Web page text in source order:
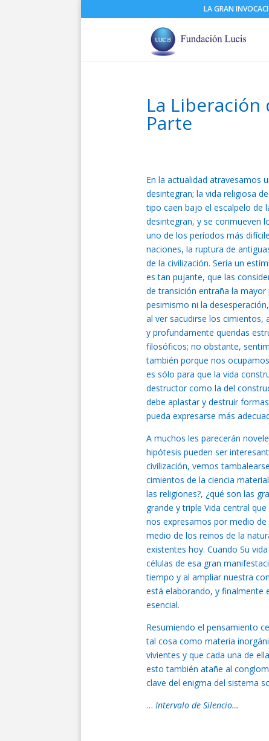
LA GRAN
La Liberación
Parte
En la actualidad atravesamos
desintegran; la vida religiosa
tipo caen bajo el escalpelo de
desintegran, y se conmueven
uno de los períodos más
naciones, la ruptura de
de la civilización. Sería un
es tan pujante, que las
de transición entraña la
pesimismo ni la
al ver sacudirse los cimientos,
y profundamente queridas
filosóficos; no obstante,
también porque nos
es sólo para que la vida
destructor como la del
debe aplastar y destruir
pueda expresarse más
A muchos les parecerán
hipótesis pueden ser
civilización, vemos
cimientos de la ciencia
las religiones?, ¿qué son las
grande y triple Vida central
nos expresamos por medio
medio de los reinos de la
existentes hoy. Cuando Su
células de esa gran
tiempo y al ampliar nuestra
está elaborando, y finalmente
esencial.
Resumiendo el pensamiento
tal cosa como materia
vivientes y que cada una de
esto también atañe al
clave del enigma del sistema
… Intervalo de Silencio…